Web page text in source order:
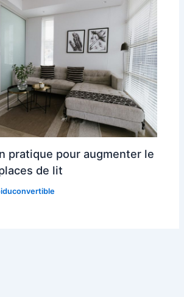
pratique pour augmenter le
de lit